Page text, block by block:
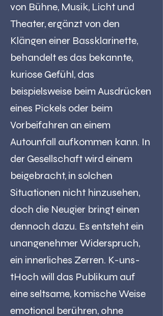
von Bühne, Musik, Licht und
Theater, ergänzt von den
Klängen einer Bassklarinette,
behandelt es das bekannte,
kuriose Gefühl, das
beispielsweise beim Ausdrücken
eines Pickels oder beim
Vorbeifahren an einem
Autounfall aufkommen kann. In
der Gesellschaft wird einem
beigebracht, in solchen
Situationen nicht hinzusehen,
doch die Neugier bringt einen
dennoch dazu. Es entsteht ein
unangenehmer Widerspruch,
ein innerliches Zerren. K-uns-
tHoch will das Publikum auf
eine seltsame, komische Weise
emotional berühren, ohne